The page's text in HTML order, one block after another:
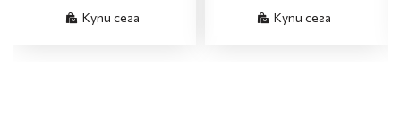
Купи сега Купи сега